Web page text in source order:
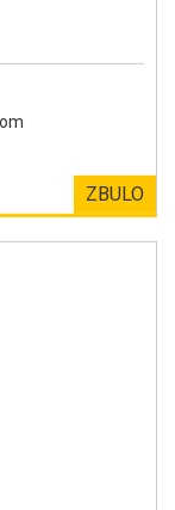
ZBULO